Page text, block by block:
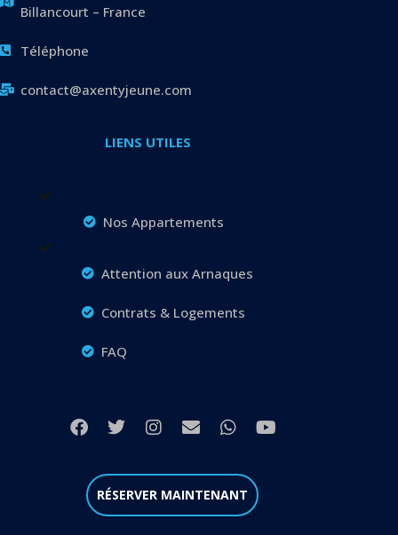
Billancourt – France
Téléphone
contact@axentyjeune.com
LIENS UTILES
Nos Appartements
Attention aux Arnaques
Contrats & Logements
FAQ
RÉSERVER MAINTENANT